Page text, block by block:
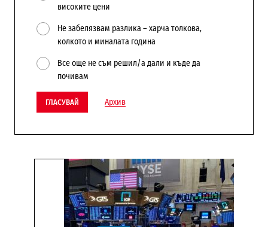
високите цени
Не забелязвам разлика – харча толкова,
колкото и миналата година
Все още не съм решил/а дали и къде да
почивам
ГЛАСУВАЙ Архив